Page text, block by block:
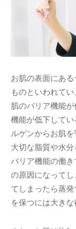
お肌の表面にあ
ものといわれて
肌のバリア機能
機能が低下して
ルゲンからお肌
大切な脂質や水
バリア機能の働
の原因になって
てしまったら蒸
を保つには大きな